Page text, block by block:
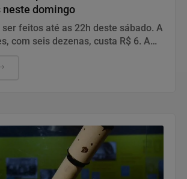
neste domingo
feitos até as 22h deste sábado. A
com seis dezenas, custa R$ 6. A